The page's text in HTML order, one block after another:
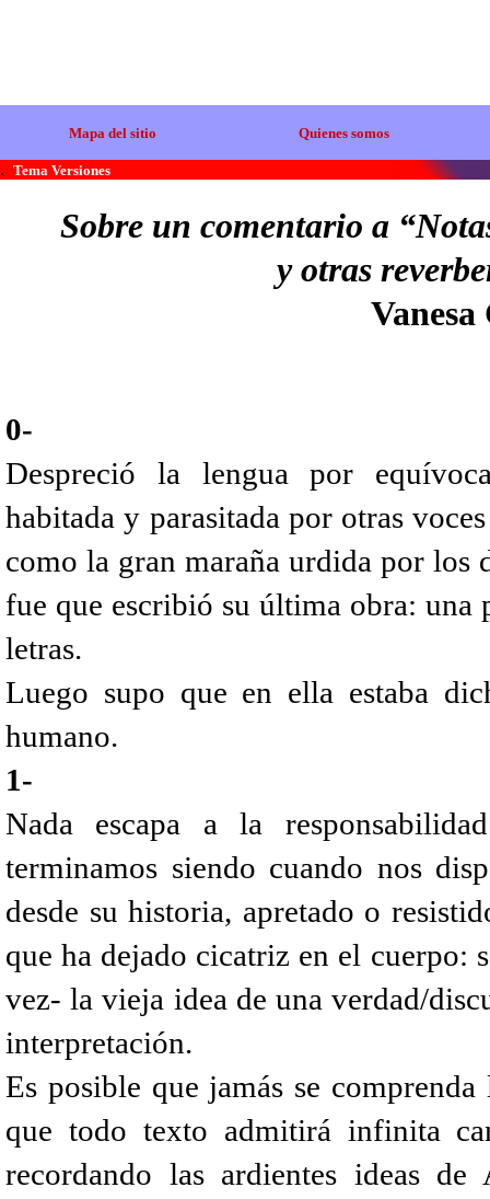
Mapa del sitio Quienes somos
. Tema Versiones
Sobre un comentario a
y otras
0-
Despreció la lengua por
habitada y parasitada por otras
como la gran maraña urdida por los
fue que escribió su última obra: una
letras.
Luego supo que en ella estaba
humano.
1-
Nada escapa a la
terminamos siendo cuando nos
desde su historia, apretado o
que ha dejado cicatriz en el cuerpo:
vez- la vieja idea de una verdad/
interpretación.
Es posible que jamás se
que todo texto admitirá infinita
recordando las ardientes ideas